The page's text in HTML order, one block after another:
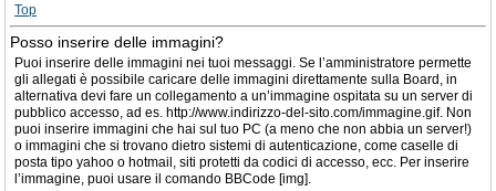
Top
Posso inserire delle immagini?
Puoi inserire delle immagini nei tuoi messaggi. Se l’amministratore permette
gli allegati è possibile caricare delle immagini direttamente sulla Board, in
alternativa devi fare un collegamento a un’immagine ospitata su un server di
pubblico accesso, ad es. http://www.indirizzo-del-sito.com/immagine.gif. Non
puoi inserire immagini che hai sul tuo PC (a meno che non abbia un server!)
o immagini che si trovano dietro sistemi di autenticazione, come caselle di
posta tipo yahoo o hotmail, siti protetti da codici di accesso, ecc. Per inserire
l’immagine, puoi usare il comando BBCode [img].